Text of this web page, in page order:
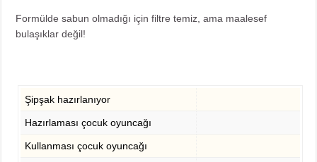
Formülde sabun olmadığı için filtre temiz, ama maalesef
bulaşıklar değil!
Şipşak hazırlanıyor
Hazırlaması çocuk oyuncağı
Kullanması çocuk oyuncağı